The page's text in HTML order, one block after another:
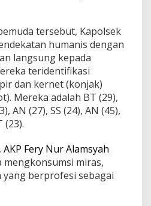
tersebut, Kapolsek
humanis dengan
langsung kepada
teridentifikasi
dan kernet (konjak)
Mereka adalah BT (29),
AN (27), SS (24), AN (45),
(23).
AKP Fery Nur Alamsyah
miras,
berprofesi sebagai